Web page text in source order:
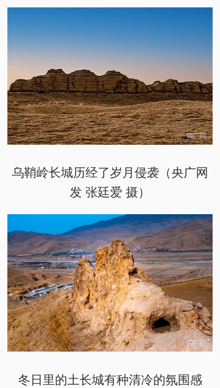
乌鞘岭长城历经了岁月侵袭（央广网
发 张廷爱 摄）
冬日里的土长城有种清冷的氛围感